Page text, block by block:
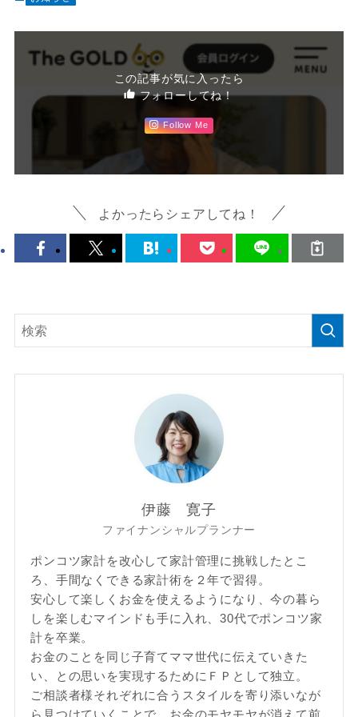
この記事が気に入ったら
フォローしてね！
Follow Me
よかったらシェアしてね！
伊藤 寛子
ファイナンシャルプランナー
ポンコツ家計を改心して家計管理に挑戦したとこ
ろ、手間なくできる家計術を２年で習得。
安心して楽しくお金を使えるようになり、今の暮ら
しを楽しむマインドも手に入れ、30代でポンコツ家
計を卒業。
お金のことを同じ子育てママ世代に伝えていきた
い、との思いを実現するためにＦＰとして独立。
ご相談者様それぞれに合うスタイルを寄り添いなが
ら見つけていくことで、お金のモヤモヤが消えて前